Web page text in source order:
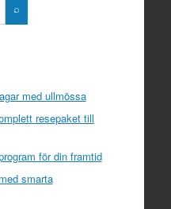
med ullmössa
resepaket till
för din framtid
smarta